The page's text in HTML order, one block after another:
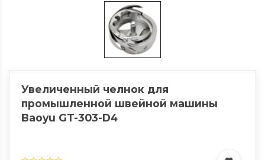
Увеличенный челнок для
промышленной швейной машины
Baoyu GT-303-D4